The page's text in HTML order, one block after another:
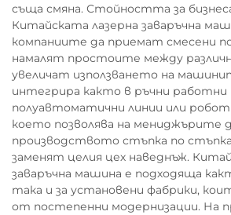
съща смяна. Стойността за
Китайската лазерна заваръчна
компаниите да приемат смесени
намалят простоите между
увеличат използването на
интегрира както в ръчни
полуавтоматични линии или
което позволява на мениджърите
производството стъпка по
заменят целия цех наведнъж.
заваръчна машина е подходяща
така и за установени фабрики,
от постепенни модернизации. На